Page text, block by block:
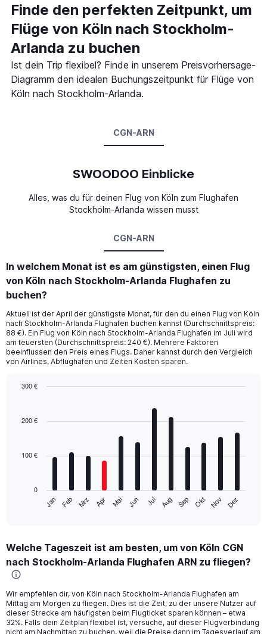
Finde den perfekten Zeitpunkt, um
Flüge von Köln nach Stockholm-
Arlanda zu buchen
Ist dein Trip flexibel? Finde in unserem Preisvorhersage-
Diagramm den idealen Buchungszeitpunkt für Flüge von
Köln nach Stockholm-Arlanda.
CGN-ARN
SWOODOO Einblicke
Alles, was du für deinen Flug von Köln zum Flughafen
Stockholm-Arlanda wissen musst
CGN-ARN
In welchem Monat ist es am günstigsten, einen Flug
von Köln nach Stockholm-Arlanda Flughafen zu
buchen?
Aktuell ist der April der günstigste Monat, für den du einen Flug von Köln
nach Stockholm-Arlanda Flughafen buchen kannst (Durchschnittspreis:
88 €). Ein Flug von Köln nach Stockholm-Arlanda Flughafen im Juli wird
am teuersten (Durchschnittspreis: 240 €). Mehrere Faktoren
beeinflussen den Preis eines Flugs. Daher kannst durch den Vergleich
von Airlines, Abflughäfen und Zeiten Kosten sparen.
with
The
Range:
12
categories.
chart
has
1
Y
Jan Feb Mrz Apr Mai Jun Jul Aug Sep Okt Nov Dez
0
100 €
200 €
300 €
Welche Tageszeit ist am besten, um von Köln CGN
nach Stockholm-Arlanda Flughafen ARN zu fliegen?
Wir empfehlen dir, von Köln nach Stockholm-Arlanda Flughafen am
Mittag am Morgen zu fliegen. Dies ist die Zeit, zu der unsere Nutzer auf
dieser Strecke am häufigsten beim Flugticket sparen können – etwa
32%. Falls dein Zeitplan flexibel ist, versuche, auf dieser Flugverbindung
nicht am Nachmittag zu buchen, weil die Preise dann im Tagesverlauf am